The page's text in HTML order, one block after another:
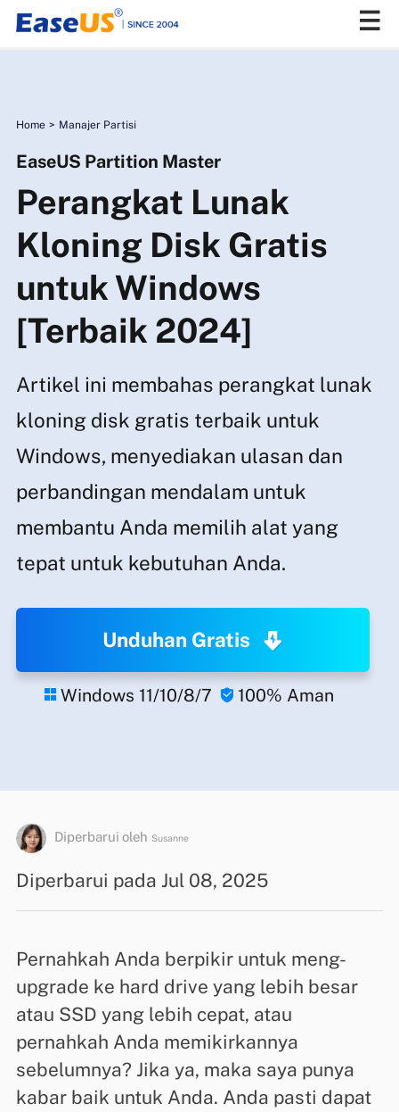
Home > Manajer Partisi
EaseUS Partition Master
Perangkat Lunak
Kloning Disk Gratis
untuk Windows
[Terbaik 2024]
Artikel ini membahas perangkat lunak
kloning disk gratis terbaik untuk
Windows, menyediakan ulasan dan
perbandingan mendalam untuk
membantu Anda memilih alat yang
tepat untuk kebutuhan Anda.
Unduhan Gratis
 Windows 11/10/8/7  100% Aman
Diperbarui oleh Susanne
Diperbarui pada Jul 08, 2025
Pernahkah Anda berpikir untuk meng-
upgrade ke hard drive yang lebih besar
atau SSD yang lebih cepat, atau
pernahkah Anda memikirkannya
sebelumnya? Jika ya, maka saya punya
kabar baik untuk Anda. Anda pasti dapat